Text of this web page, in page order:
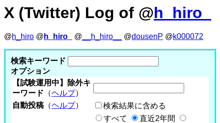
X (Twitter) Log of @h_hiro_
@h_hiro @ h_hiro_ @ __h_hiro__ @dousenP @k000072
検索キーワード
オプション
【試験運用中】除外キ
ーワード （ヘルプ）
自動投稿 （ヘルプ） 検索結果に含める
すべて
直近2年間